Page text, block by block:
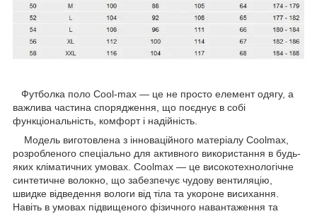
Футболка поло Cool-max — це не просто елемент одягу, а
важлива частина спорядження, що поєднує в собі
функціональність, комфорт і надійність.
Модель виготовлена з інноваційного матеріалу Coolmax,
розробленого спеціально для активного використання в будь-
яких кліматичних умовах. Coolmax — це високотехнологічне
синтетичне волокно, що забезпечує чудову вентиляцію,
швидке відведення вологи від тіла та укороне висихання.
Навіть в умовах підвищеного фізичного навантаження та